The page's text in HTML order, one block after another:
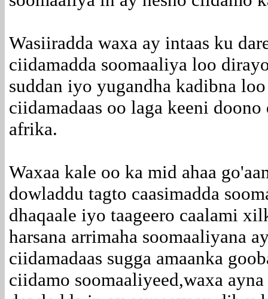
Wasiiradda waxa ay intaas ku
ciidamadda soomaaliya loo
suddan iyo yugandha kadibna
ciidamadaas oo laga keeni
afrika.
Waxaa kale oo ka mid ahaa
dowladdu tagto caasimadda
dhaqaale iyo taageero caalami
harsana arrimaha soomaaliyana
ciidamadaas sugga amaanka
ciidamo soomaaliyeed,waxa